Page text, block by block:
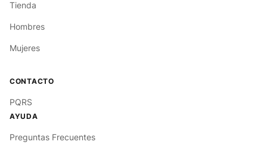
Tienda
Hombres
Mujeres
PQRS
Preguntas Frecuentes